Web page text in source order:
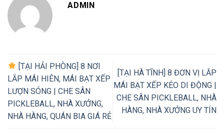
ADMIN
[TẠI HẢI PHÒNG] 8 NƠI
LẮP MÁI HIÊN, MÁI BẠT XẾP
LƯỢN SÓNG | CHE SÂN
PICKLEBALL, NHÀ XƯỞNG,
NHÀ HÀNG, QUÁN BIA GIÁ RẺ
[TẠI HÀ TĨNH] 8 ĐƠN VỊ LẮP
MÁI BẠT XẾP KÉO DI ĐỘNG |
CHE SÂN PICKLEBALL, NHÀ
HÀNG, NHÀ XƯỞNG UY TÍN